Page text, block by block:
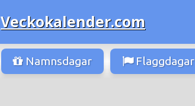
Veckokalender.com
Namnsdagar Flaggdagar